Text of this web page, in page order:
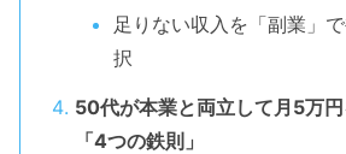
足りない収入を「副業」
択
50代が本業と両立して月5万
「4つの鉄則」